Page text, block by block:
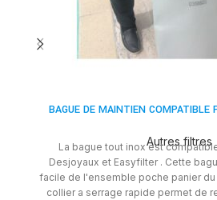
BAGUE DE MAINTIEN COMPATIBLE
Autres filtres
La bague tout inox est
Desjoyaux et Easyfilter . Cette
facile de l'ensemble poche panier
collier a serrage rapide permet de